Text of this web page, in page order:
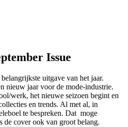
Issue
uitgave van het jaar.
nieuw jaar voor de mode-industrie.
werk, het nieuwe seizoen begint en
en trends. Al met al, in
te bespreken. Dat moge
cover ook van groot belang.